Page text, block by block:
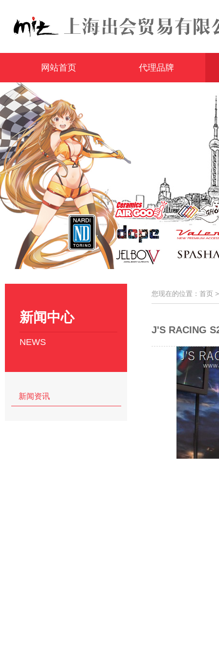
网站首页 代理品牌
新闻中心
NEWS
新闻资讯
您现在的位置：首页
J'S RACING